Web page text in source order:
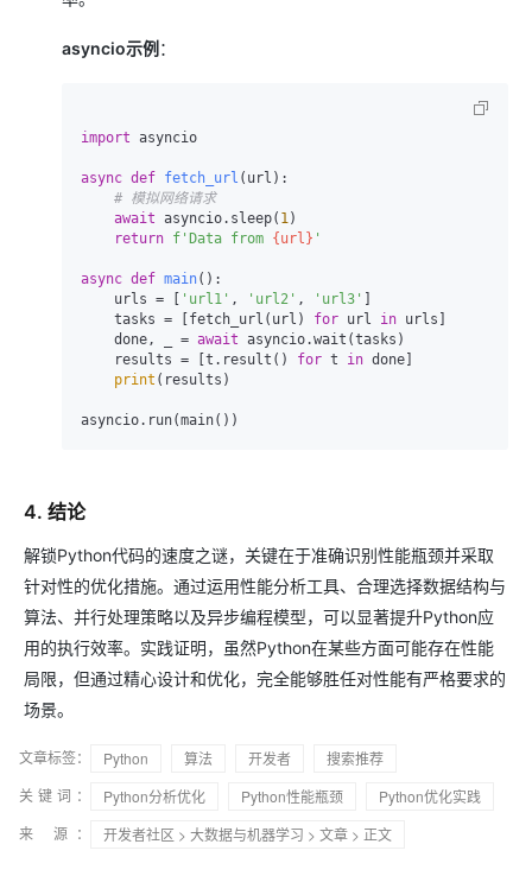
asyncio示例 ：
import asyncio
async def fetch_url ( url ):
# 模拟网络请求
await asyncio.sleep( 1 )
return f'Data from {url} '
async def main():
    urls = [
'url1' , 'url2' , 'url3' ]
    tasks = [fetch_url(url)
for url in urls]
    done, _ =
await asyncio.wait(tasks)
    results = [t.result()
for t in done]
print (results)
4. 结论
解锁Python代码的速度之谜，关键在于准确识别性能瓶颈并采取
针对性的优化措施。通过运用性能分析工具、合理选择数据结构与
算法、并行处理策略以及异步编程模型，可以显著提升Python应
用的执行效率。实践证明，虽然Python在某些方面可能存在性能
局限，但通过精心设计和优化，完全能够胜任对性能有严格要求的
场景。
文章标签： Python 算法 开发者
搜索推荐
关键词：
Python分析优化 Python性能瓶颈
Python优化实践
来 源：
开发者社区 > 大数据与机器学习 > 文章 > 正文